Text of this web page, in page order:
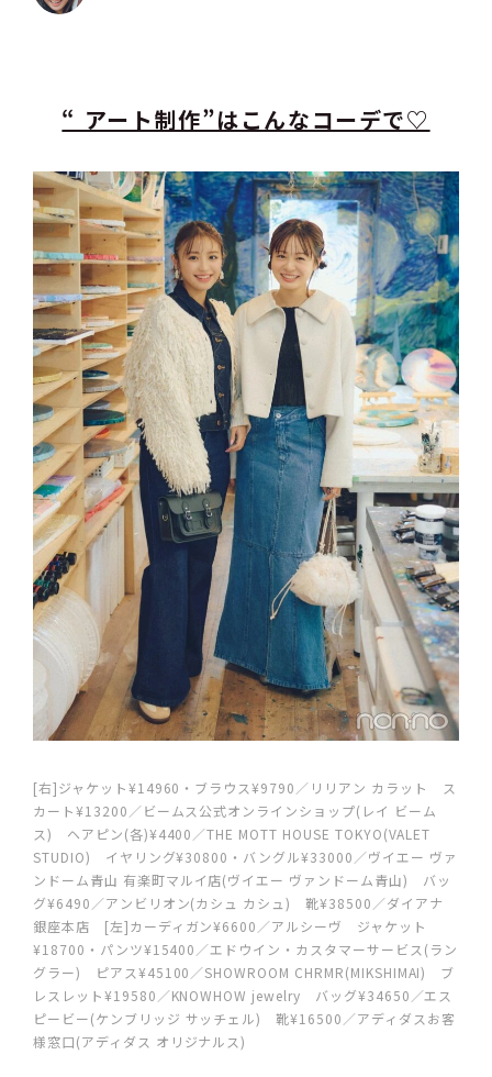
“ アート制作”はこんなコーデで♡
[右]ジャケット¥14960・ブラウス¥9790／リリアン カラット ス
カート¥13200／ビームス公式オンラインショップ(レイ ビーム
ス) ヘアピン(各)¥4400／THE MOTT HOUSE TOKYO(VALET
STUDIO) イヤリング¥30800・バングル¥33000／ヴイエー ヴァ
ンドーム青山 有楽町マルイ店(ヴイエー ヴァンドーム青山) バッ
グ¥6490／アンビリオン(カシュ カシュ) 靴¥38500／ダイアナ
銀座本店 [左]カーディガン¥6600／アルシーヴ ジャケット
¥18700・パンツ¥15400／エドウイン・カスタマーサービス(ラン
グラー) ピアス¥45100／SHOWROOM CHRMR(MIKSHIMAI) ブ
レスレット¥19580／KNOWHOW jewelry バッグ¥34650／エス
ピービー(ケンブリッジ サッチェル) 靴¥16500／アディダスお客
様窓口(アディダス オリジナルス)